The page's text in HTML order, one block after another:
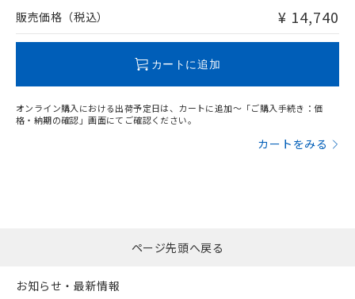
問い合わせください。
販売価格（税込） ¥ 14,740
カートに追加
オンライン購入における出荷予定日は、カートに追加～「ご購入手続き：価
格・納期の確認」画面にてご確認ください。
カートをみる
ページ先頭へ戻る
お知らせ・最新情報